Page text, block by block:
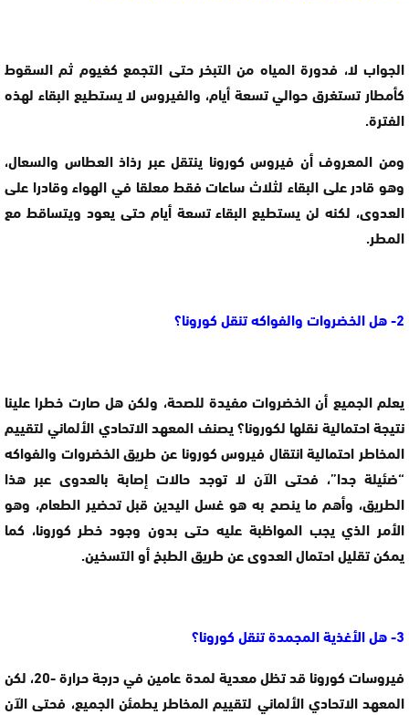
الجواب لا، فدورة المياه من التبخر حتى التجمع كغيوم ثم السقوط
كأمطار تستغرق حوالي تسعة أيام، والفيروس لا يستطيع البقاء لهذه
الفترة.
ومن المعروف أن فيروس كورونا ينتقل عبر رذاذ العطاس والسعال،
وهو قادر على البقاء لثلاث ساعات فقط معلقا في الهواء وقادرا على
العدوى، لكنه لن يستطيع البقاء تسعة أيام حتى يعود ويتساقط مع
المطر.
2- هل الخضروات والفواكه تنقل كورونا؟
يعلم الجميع أن الخضروات مفيدة للصحة، ولكن هل صارت خطرا علينا
نتيجة احتمالية نقلها لكورونا؟ يصنف المعهد الاتحادي الألماني لتقييم
المخاطر احتمالية انتقال فيروس كورونا عن طريق الخضروات والفواكه
“ضئيلة جدا”، فحتى الآن لا توجد حالات إصابة بالعدوى عبر هذا
الطريق، وأهم ما ينصح به هو غسل اليدين قبل تحضير الطعام، وهو
الأمر الذي يجب المواظبة عليه حتى بدون وجود خطر كورونا، كما
يمكن تقليل احتمال العدوى عن طريق الطبخ أو التسخين.
3- هل الأغذية المجمدة تنقل كورونا؟
فيروسات كورونا قد تظل معدية لمدة عامين في درجة حرارة -20، لكن
المعهد الاتحادي الألماني لتقييم المخاطر يطمئن الجميع، فحتى الآن